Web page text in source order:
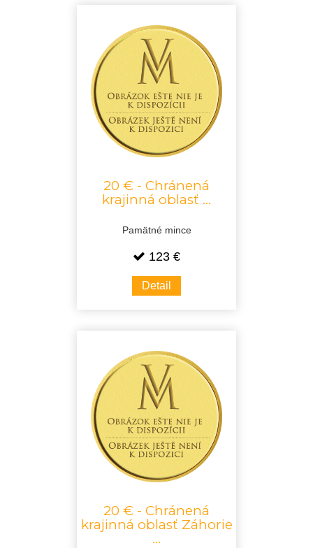
20 € - Chránená
krajinná oblasť ...
Pamätné mince
123 €
Detail
20 € - Chránená
krajinná oblasť Záhorie
...